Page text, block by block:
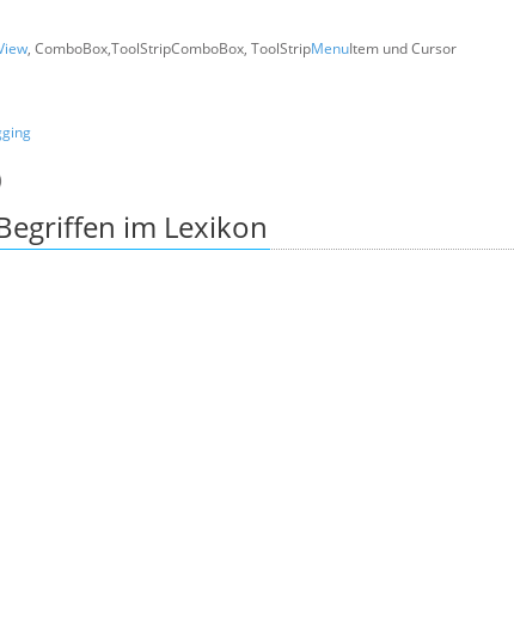
, ComboBox,ToolStripComboBox, ToolStripMenuItem und Cursor
im Lexikon